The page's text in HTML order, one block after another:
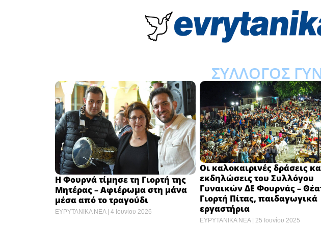
ΣΥΛΛΟΓΟΣ
Η Φουρνά τίμησε τη Γιορτή της
Μητέρας – Αφιέρωμα στη μάνα
μέσα από το τραγούδι
ΕΥΡΥΤΑΝΙΚΑ ΝΕΑ 4 Ιουνίου 2026
Οι καλοκαιρινές δράσεις
εκδηλώσεις του Συλλόγου
Γυναικών ΔΕ Φουρνάς –
Γιορτή Πίτας, παιδαγωγικά
εργαστήρια
ΕΥΡΥΤΑΝΙΚΑ ΝΕΑ 25 Ιουνίου 2025